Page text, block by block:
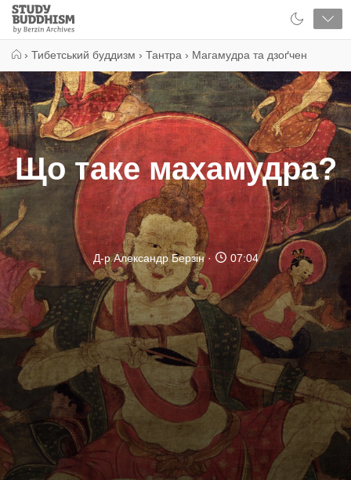
Close
Study
Buddhism
› Тибетський буддизм › Тантра › Магамудра та дзоґчен
Що таке махамудра?
Д-р Александр Берзін 07:04